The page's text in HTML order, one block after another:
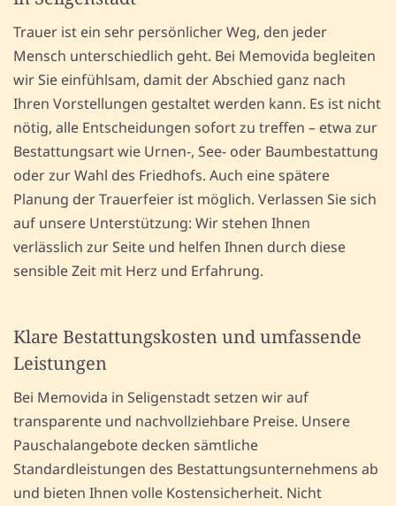
Trauer ist ein sehr persönlicher Weg, den jeder
Mensch unterschiedlich geht. Bei Memovida begleiten
wir Sie einfühlsam, damit der Abschied ganz nach
Ihren Vorstellungen gestaltet werden kann. Es ist nicht
nötig, alle Entscheidungen sofort zu treffen – etwa zur
Bestattungsart wie Urnen-, See- oder Baumbestattung
oder zur Wahl des Friedhofs. Auch eine spätere
Planung der Trauerfeier ist möglich. Verlassen Sie sich
auf unsere Unterstützung: Wir stehen Ihnen
verlässlich zur Seite und helfen Ihnen durch diese
sensible Zeit mit Herz und Erfahrung.
Klare Bestattungskosten und umfassende
Leistungen
Bei Memovida in Seligenstadt setzen wir auf
transparente und nachvollziehbare Preise. Unsere
Pauschalangebote decken sämtliche
Standardleistungen des Bestattungsunternehmens ab
und bieten Ihnen volle Kostensicherheit. Nicht